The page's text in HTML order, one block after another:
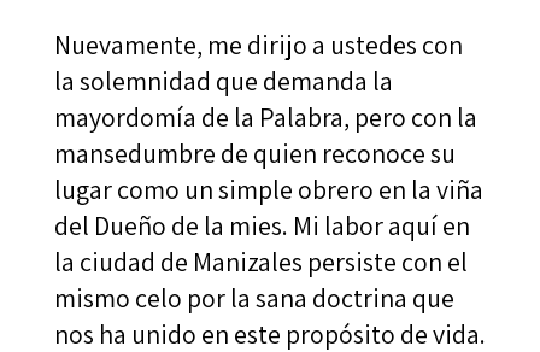
Nuevamente, me dirijo a ustedes con
la solemnidad que demanda la
mayordomía de la Palabra, pero con la
mansedumbre de quien reconoce su
lugar como un simple obrero en la viña
del Dueño de la mies. Mi labor aquí en
la ciudad de Manizales persiste con el
mismo celo por la sana doctrina que
nos ha unido en este propósito de vida.